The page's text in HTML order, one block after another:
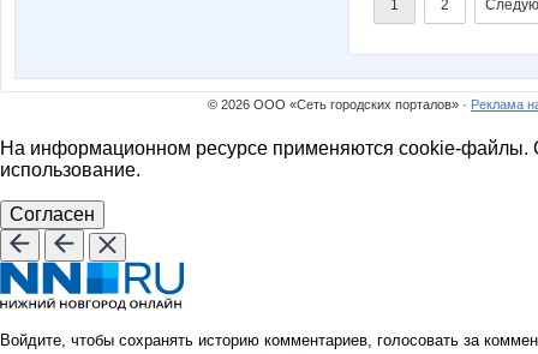
1 2
© 2026 ООО «Сеть городских порталов» · Реклама
На информационном ресурсе применяются cookie-файлы.
использование.
Согласен
Войдите, чтобы сохранять историю комментариев, голосовать за